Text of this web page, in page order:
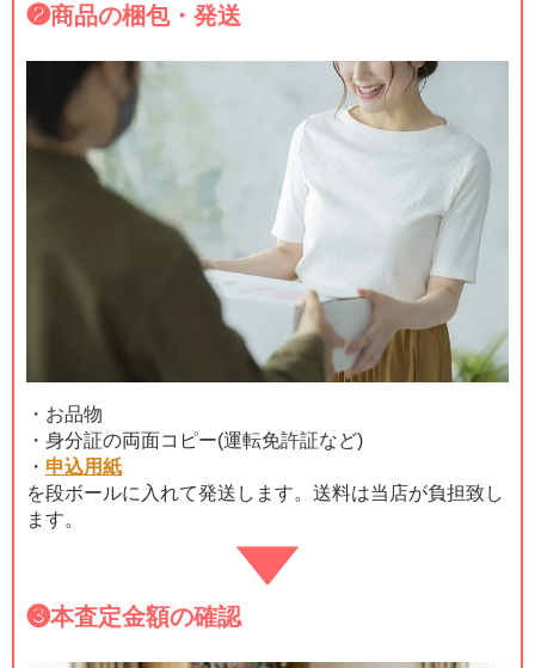
❷商品の梱包・発送
・お品物
・身分証の両面コピー(運転免許証など)
・ 申込用紙
を段ボールに入れて発送します。送料は当店が負担致し
ます。
❸本査定金額の確認